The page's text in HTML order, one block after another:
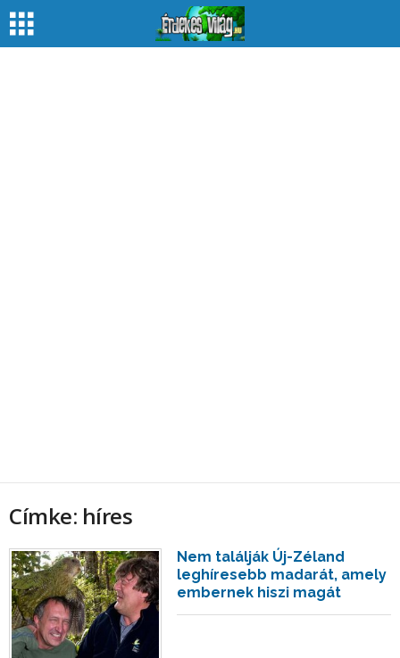
Címke: híres
Nem találják Új-Zéland
leghíresebb madarát, amely
embernek hiszi magát